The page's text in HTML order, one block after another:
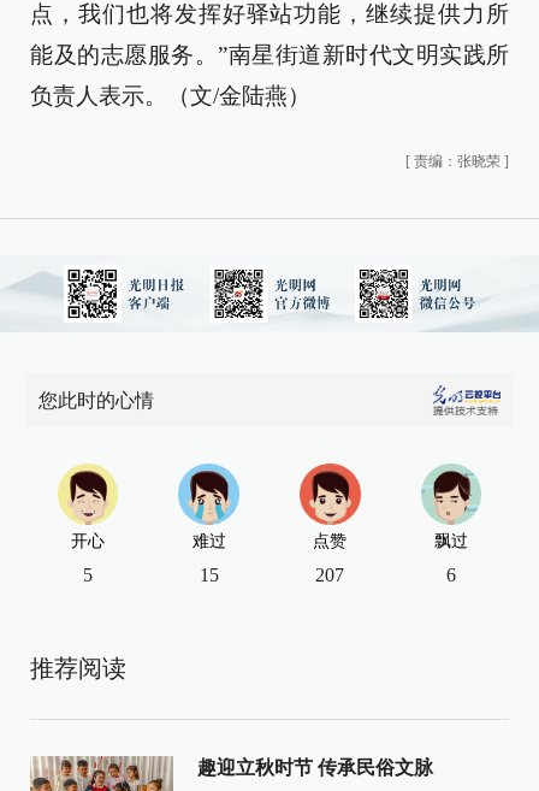
点，我们也将发挥好驿站功能，继续提供力所
能及的志愿服务。”南星街道新时代文明实践所
负责人表示。（文/金陆燕）
[ 责编：张晓荣 ]
您此时的心情
开心
5
难过
15
点赞
207
飘过
6
推荐阅读
趣迎立秋时节 传承民俗文脉